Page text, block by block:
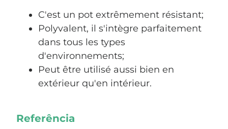
C'est un pot extrêmement résistant;
Polyvalent, il s'intègre parfaitement
dans tous les types
d'environnements;
Peut être utilisé aussi bien en
extérieur qu'en intérieur.
Referência